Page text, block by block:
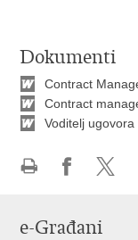
Dokumenti
Contract
Contract
Voditelj
Facebooku
X-
e-Građani